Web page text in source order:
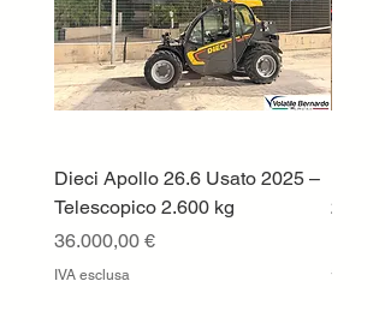
Dieci Apollo 26.6 Usato 2025 –
Telescopico 2.600 kg
Prezzo
36.000,00 €
IVA esclusa
2019
Prezzo